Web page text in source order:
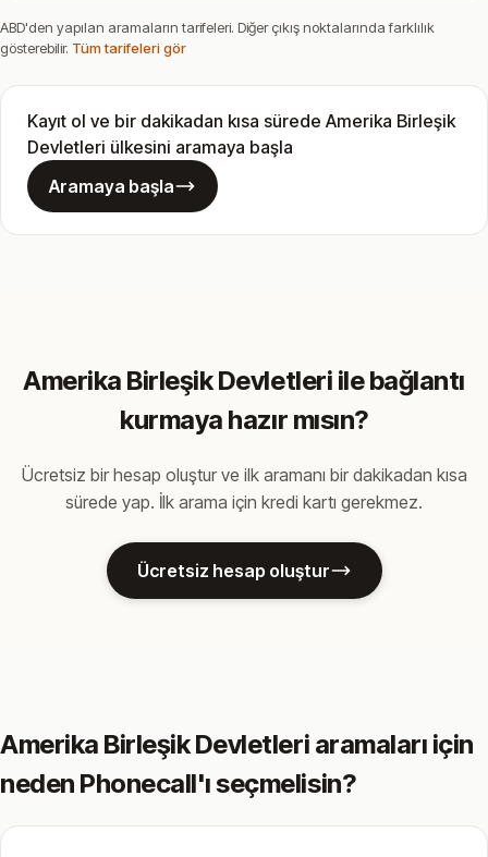
ABD'den yapılan aramaların tarifeleri. Diğer çıkış noktalarında farklılık
gösterebilir. Tüm tarifeleri gör
Kayıt ol ve bir dakikadan kısa sürede Amerika Birleşik
Devletleri ülkesini aramaya başla
Aramaya başla
Amerika Birleşik Devletleri ile bağlantı
kurmaya hazır mısın?
Ücretsiz bir hesap oluştur ve ilk aramanı bir dakikadan kısa
sürede yap. İlk arama için kredi kartı gerekmez.
Ücretsiz hesap oluştur
Amerika Birleşik Devletleri aramaları için
neden Phonecall'ı seçmelisin?